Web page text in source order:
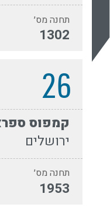
תחנה מס׳
1302
26
קמפוס
ירושלים
תחנה מס׳
1953